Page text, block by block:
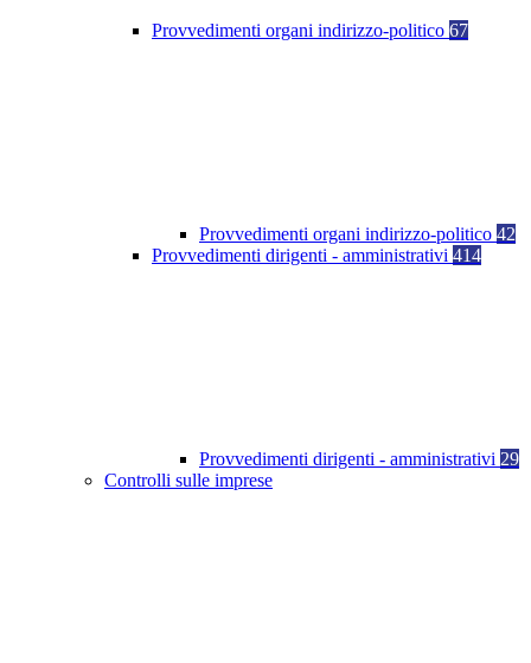
Provvedimenti organi indirizzo-politico 67
Provvedimenti organi indirizzo-politico 42
Provvedimenti dirigenti - amministrativi 414
Provvedimenti dirigenti - amministrativi 29
Controlli sulle imprese